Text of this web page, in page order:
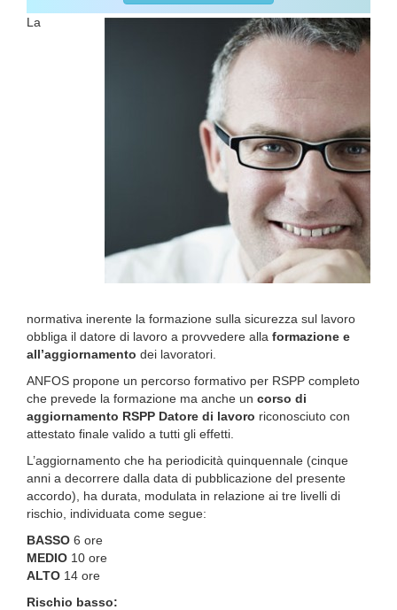
La
normativa inerente la formazione sulla sicurezza sul lavoro
obbliga il datore di lavoro a provvedere alla formazione e
all’aggiornamento dei lavoratori.
ANFOS propone un percorso formativo per RSPP completo
che prevede la formazione ma anche un corso di
aggiornamento RSPP Datore di lavoro riconosciuto con
attestato finale valido a tutti gli effetti.
L’aggiornamento che ha periodicità quinquennale (cinque
anni a decorrere dalla data di pubblicazione del presente
accordo), ha durata, modulata in relazione ai tre livelli di
rischio, individuata come segue:
BASSO 6 ore
MEDIO 10 ore
ALTO 14 ore
Rischio basso: